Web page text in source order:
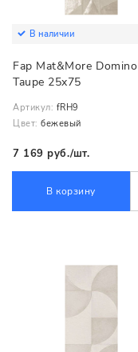
В наличии
Fap Mat&More Domino
Taupe 25x75
Артикул: fRH9
Цвет: бежевый
7 169 руб./шт.
В корзину